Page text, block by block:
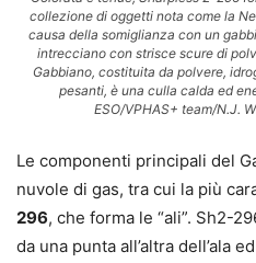
collezione di oggetti nota come la
causa della somiglianza con un
intrecciano con strisce scure di
Gabbiano, costituita da polvere,
pesanti, è una culla calda ed
ESO/VPHAS+ team/N.J.
Le componenti principali del
nuvole di gas, tra cui la più
296, che forma le “ali”. Sh2-
da una punta all’altra dell’ala